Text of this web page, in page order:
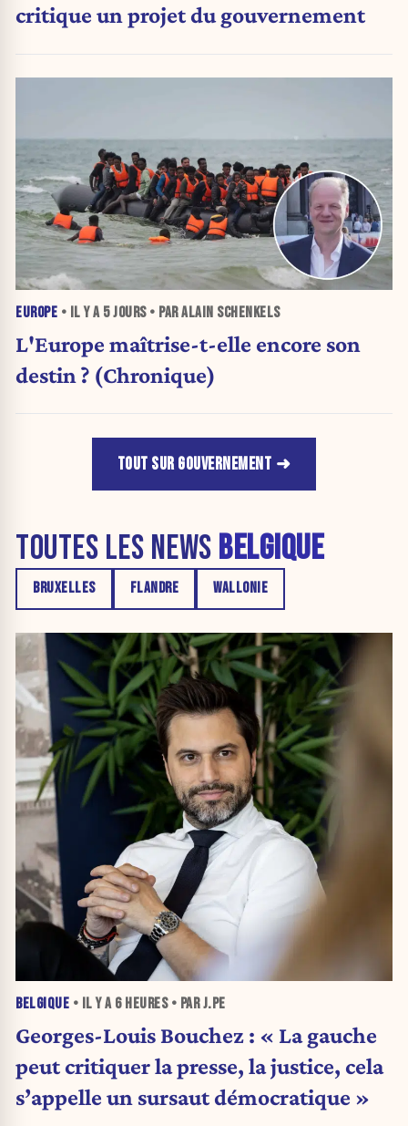
critique un projet du gouvernement
EUROPE • IL Y A 5 JOURS• PAR ALAIN SCHENKELS
L'Europe maîtrise-t-elle encore son
destin ? (Chronique)
TOUT SUR GOUVERNEMENT
TOUTES LES NEWS BELGIQUE
BRUXELLES FLANDRE WALLONIE
BELGIQUE • IL Y A 6 HEURES• PAR J.PE
Georges-Louis Bouchez : « La gauche
peut critiquer la presse, la justice, cela
s’appelle un sursaut démocratique »